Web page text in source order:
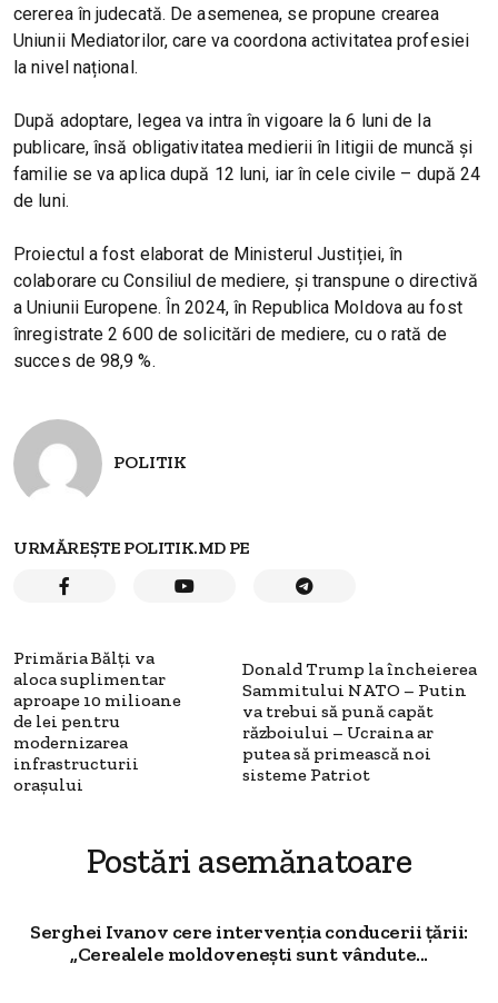
cererea în judecată. De asemenea, se propune crearea
Uniunii Mediatorilor, care va coordona activitatea profesiei
la nivel național.
După adoptare, legea va intra în vigoare la 6 luni de la
publicare, însă obligativitatea medierii în litigii de muncă și
familie se va aplica după 12 luni, iar în cele civile – după 24
de luni.
Proiectul a fost elaborat de Ministerul Justiției, în
colaborare cu Consiliul de mediere, și transpune o directivă
a Uniunii Europene. În 2024, în Republica Moldova au fost
înregistrate 2 600 de solicitări de mediere, cu o rată de
succes de 98,9 %.
POLITIK
URMĂREȘTE POLITIK.MD PE
Primăria Bălți va
aloca suplimentar
aproape 10 milioane
de lei pentru
modernizarea
infrastructurii
orașului
Donald Trump la încheierea
Sammitului NATO – Putin
va trebui să pună capăt
războiului – Ucraina ar
putea să primească noi
sisteme Patriot
Postări asemănatoare
Serghei Ivanov cere intervenția conducerii țării:
„Cerealele moldovenești sunt vândute...